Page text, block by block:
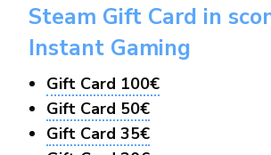
Steam Gift Card in
Instant Gaming
Gift Card 100€
Gift Card 50€
Gift Card 35€